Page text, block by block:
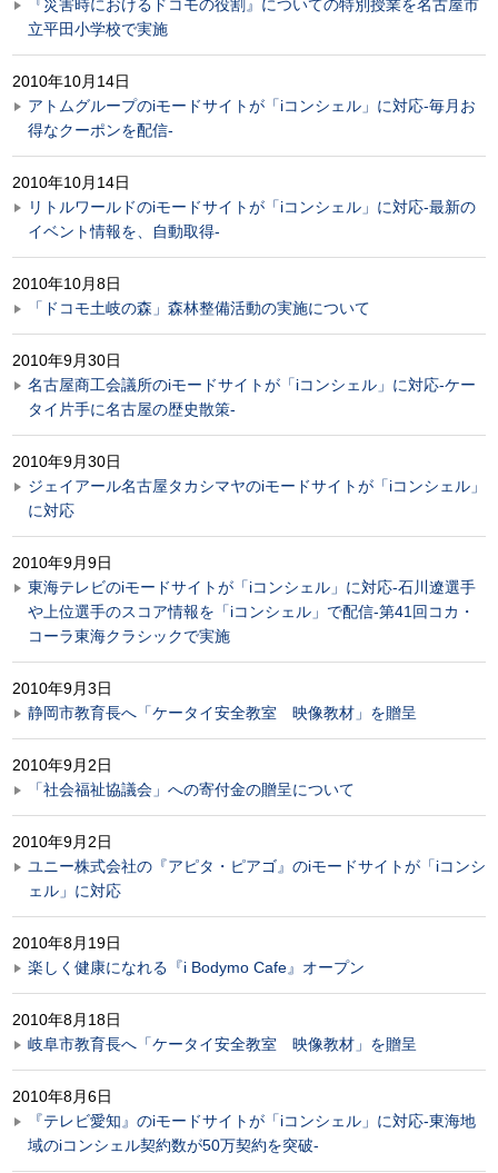
『災害時におけるドコモの役割』についての特別授業を名古屋市
立平田小学校で実施
2010年10月14日
アトムグループのiモードサイトが「iコンシェル」に対応-毎月お
得なクーポンを配信-
2010年10月14日
リトルワールドのiモードサイトが「iコンシェル」に対応-最新の
イベント情報を、自動取得-
2010年10月8日
「ドコモ土岐の森」森林整備活動の実施について
2010年9月30日
名古屋商工会議所のiモードサイトが「iコンシェル」に対応-ケー
タイ片手に名古屋の歴史散策-
2010年9月30日
ジェイアール名古屋タカシマヤのiモードサイトが「iコンシェル」
に対応
2010年9月9日
東海テレビのiモードサイトが「iコンシェル」に対応-石川遼選手
や上位選手のスコア情報を「iコンシェル」で配信-第41回コカ・
コーラ東海クラシックで実施
2010年9月3日
静岡市教育長へ「ケータイ安全教室 映像教材」を贈呈
2010年9月2日
「社会福祉協議会」への寄付金の贈呈について
2010年9月2日
ユニー株式会社の『アピタ・ピアゴ』のiモードサイトが「iコンシ
ェル」に対応
2010年8月19日
楽しく健康になれる『i Bodymo Cafe』オープン
2010年8月18日
岐阜市教育長へ「ケータイ安全教室 映像教材」を贈呈
2010年8月6日
『テレビ愛知』のiモードサイトが「iコンシェル」に対応-東海地
域のiコンシェル契約数が50万契約を突破-